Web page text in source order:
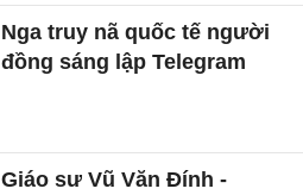
Nga truy nã quốc tế người
đồng sáng lập Telegram
Giáo sư Vũ Văn Đính -